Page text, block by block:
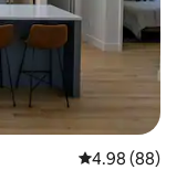
औसत रेटिंग 5 में
4.98 (88)